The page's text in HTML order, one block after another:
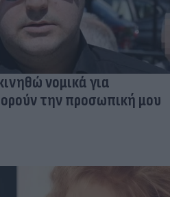
νομικά για
την προσωπική μου